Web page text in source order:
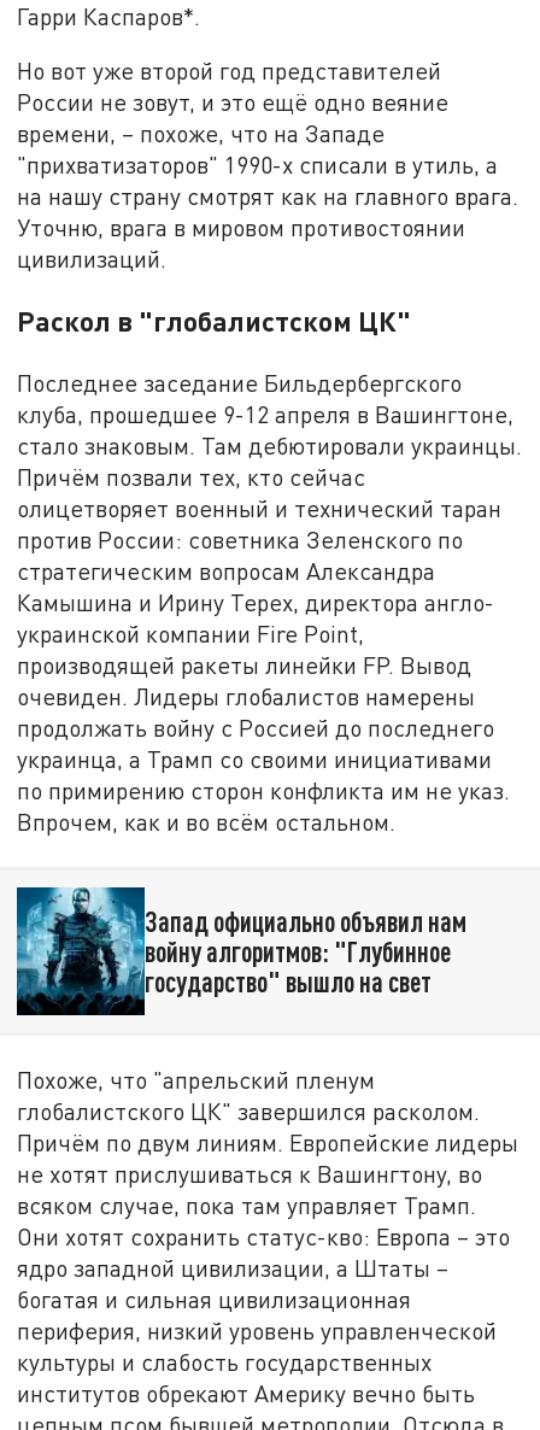
Гарри Каспаров*.
Но вот уже второй год представителей
России не зовут, и это ещё одно веяние
времени, – похоже, что на Западе
"прихватизаторов" 1990-х списали в утиль, а
на нашу страну смотрят как на главного врага.
Уточню, врага в мировом противостоянии
цивилизаций.
Раскол в "глобалистском ЦК"
Последнее заседание Бильдербергского
клуба, прошедшее 9-12 апреля в Вашингтоне,
стало знаковым. Там дебютировали украинцы.
Причём позвали тех, кто сейчас
олицетворяет военный и технический таран
против России: советника Зеленского по
стратегическим вопросам Александра
Камышина и Ирину Терех, директора англо-
украинской компании Fire Point,
производящей ракеты линейки FP. Вывод
очевиден. Лидеры глобалистов намерены
продолжать войну с Россией до последнего
украинца, а Трамп со своими инициативами
по примирению сторон конфликта им не указ.
Впрочем, как и во всём остальном.
Запад официально объявил нам
войну алгоритмов: "Глубинное
государство" вышло на свет
Похоже, что "апрельский пленум
глобалистского ЦК" завершился расколом.
Причём по двум линиям. Европейские лидеры
не хотят прислушиваться к Вашингтону, во
всяком случае, пока там управляет Трамп.
Они хотят сохранить статус-кво: Европа – это
ядро западной цивилизации, а Штаты –
богатая и сильная цивилизационная
периферия, низкий уровень управленческой
культуры и слабость государственных
институтов обрекают Америку вечно быть
цепным псом бывшей метрополии. Отсюда в